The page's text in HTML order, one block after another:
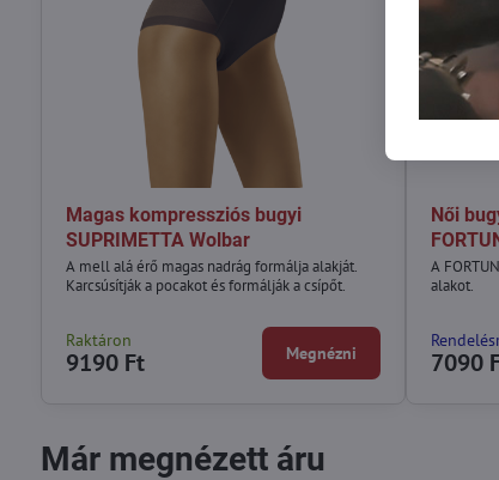
Magas kompressziós bugyi
SUPRIMETTA Wolbar
A mell alá érő magas nadrág formálja alakját.
Karcsúsítják a pocakot és formálják a csípőt.
Raktáron
9190 Ft Megnézni
Női
A
alakot.
7090
Már megnézett áru